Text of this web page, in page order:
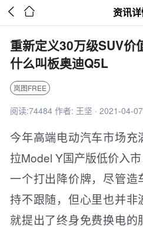
  资讯详
重新定义30万级SUV价
什么叫板奥迪Q5L
岚图FREE
阅读:74484 作者: 王坚 · 2021-04-
今年高端电动汽车市场
拉Model Y国产版低价入
一个打出降价牌，尽管造
持不跟随，但心里也并非
就提出了终身免费换电